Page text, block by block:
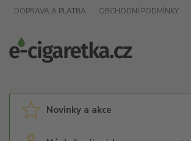
DOPRAVA A PLATBA OBCHODNÍ PODMÍNKY
Novinky a akce